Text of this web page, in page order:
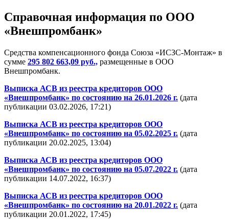
Справочная информация по ООО
«Внешпромбанк»
Средства компенсационного фонда Союза «ИСЗС-Монтаж» в
сумме 295 802 663,09 руб., размещенные в ООО
Внешпромбанк.
Выписка АСВ из реестра кредиторов ООО
«Внешпромбанк» по состоянию на 26.01.2026 г. (дата
публикации 03.02.2026, 17:21)
Выписка АСВ из реестра кредиторов ООО
«Внешпромбанк» по состоянию на 05.02.2025 г. (дата
публикации 20.02.2025, 13:04)
Выписка АСВ из реестра кредиторов ООО
«Внешпромбанк» по состоянию на 05.07.2022 г. (дата
публикации 14.07.2022, 16:37)
Выписка АСВ из реестра кредиторов ООО
«Внешпромбанк» по состоянию на 20.01.2022 г. (дата
публикации 20.01.2022, 17:45)